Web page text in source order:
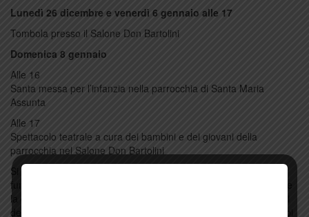
Lunedì 26 dicembre e venerdì 6 gennaio alle 17
Tombola presso il Salone Don Bartolini
Domenica 8 gennaio
Alle 16
Santa messa per l’infanzia nella parrocchia di Santa Maria
Assunta
Alle 17
Spettacolo teatrale a cura dei bambini e dei giovani della
parrocchia nel Salone Don Bartolini
Si ricorda che il presepe parrocchiale sarà visitabile durante le
funzioni religiose (il sabato alle 17 e la domenica alle 11.15), che
la cartina con le Vie dei Presepi sarà reperibile nei locali pubblici
del paese e che il timbro del Festival Nazionale Terre dei presepi